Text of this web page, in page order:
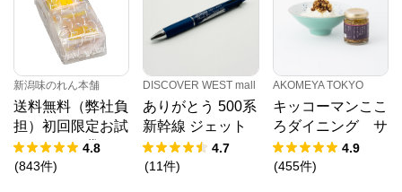
新潟味のれん本舗
送料無料（弊社負
担）初回限定お試
しセット 袋
4.8
(843件)
DISCOVER WEST mall
ありがとう 500系
新幹線 ジェット
ストリーム４＆１
4.7
(11件)
AKOMEYA TOKYO
キッコーマンここ
ろダイニング サ
クサクしょうゆア
ーモンド ペッパ
4.9
(455件)